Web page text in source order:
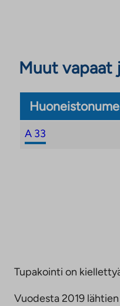
Muut vapaat
A 33
Tupakointi on
Vuodesta 2019